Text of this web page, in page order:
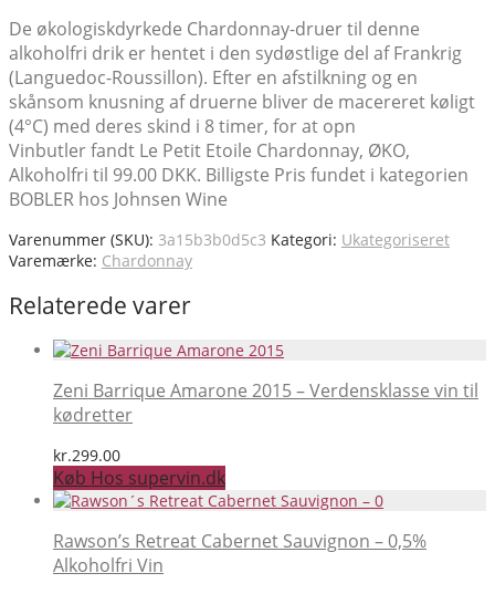
De økologiskdyrkede Chardonnay-druer til denne
alkoholfri drik er hentet i den sydøstlige del af Frankrig
(Languedoc-Roussillon). Efter en afstilkning og en
skånsom knusning af druerne bliver de macereret køligt
(4°C) med deres skind i 8 timer, for at opn
Vinbutler fandt Le Petit Etoile Chardonnay, ØKO,
Alkoholfri til 99.00 DKK. Billigste Pris fundet i kategorien
BOBLER hos Johnsen Wine
Varenummer (SKU): 3a15b3b0d5c3 Kategori: Ukategoriseret
Varemærke: Chardonnay
Relaterede varer
Zeni Barrique Amarone 2015 – Verdensklasse vin til
kødretter
kr.299.00
Køb Hos supervin.dk
Rawson’s Retreat Cabernet Sauvignon – 0,5%
Alkoholfri Vin